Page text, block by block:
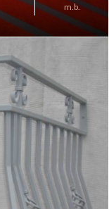
m.b.